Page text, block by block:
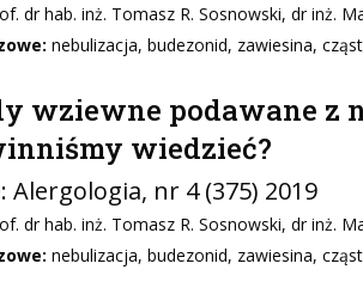
dr hab. inż. Tomasz R. Sosnowski, dr inż.
nebulizacja, budezonid, zawiesina,
wziewne podawane z
wiedzieć?
Alergologia, nr 4 (375) 2019
dr hab. inż. Tomasz R. Sosnowski, dr inż.
nebulizacja, budezonid, zawiesina,